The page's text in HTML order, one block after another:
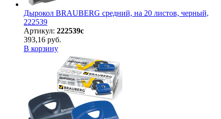
Дырокол BRAUBERG средний, на 20 листов, черный,
222539
Артикул: 222539с
393,16 руб.
В корзину